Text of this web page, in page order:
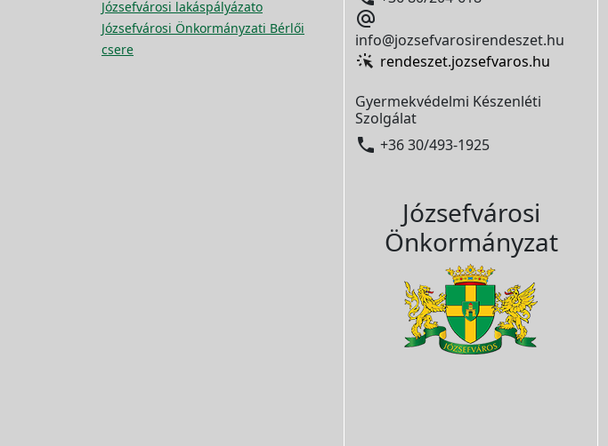
Józsefvárosi lakáspályázato
Józsefvárosi Önkormányzati Bérlői
csere

info@jozsefvarosirendeszet.hu
rendeszet.jozsefvaros.hu
Gyermekvédelmi Készenléti
Szolgálat
 +36 30/493-1925
Józsefvárosi
Önkormányzat